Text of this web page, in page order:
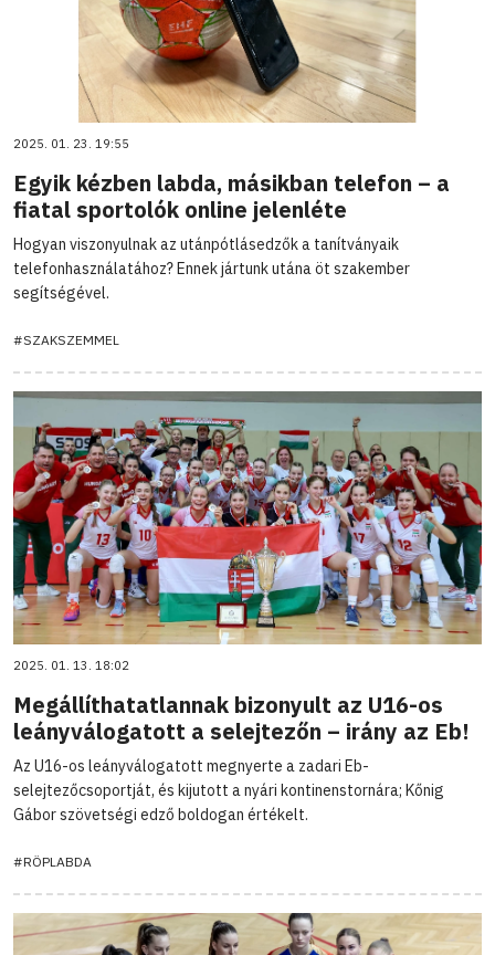
2025. 01. 23. 19:55
Egyik kézben labda, másikban telefon – a
fiatal sportolók online jelenléte
Hogyan viszonyulnak az utánpótlásedzők a tanítványaik
telefonhasználatához? Ennek jártunk utána öt szakember
segítségével.
#SZAKSZEMMEL
2025. 01. 13. 18:02
Megállíthatatlannak bizonyult az U16-os
leányválogatott a selejtezőn – irány az Eb!
Az U16-os leányválogatott megnyerte a zadari Eb-
selejtezőcsoportját, és kijutott a nyári kontinenstornára; Kőnig
Gábor szövetségi edző boldogan értékelt.
#RÖPLABDA